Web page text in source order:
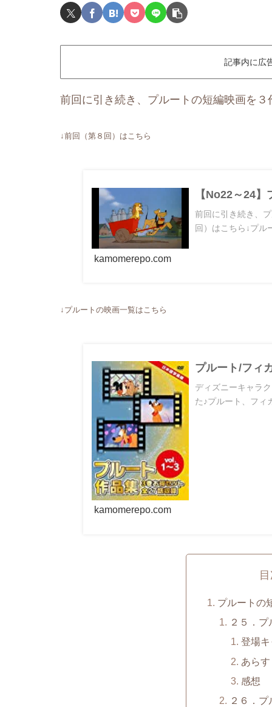
記事内に広
前回に引き続き、プルートの短編映画を
↓前回（第８回）はこちら
【No22～24
前回に引き続き、
回）はこちら↓プル
kamomerepo.com
↓プルートの映画一覧はこちら
プルート/フィ
ディズニーキャラ
た♪プルート、フィ
kamomerepo.com
プルートの
２５．
登場
あら
感想
２６．